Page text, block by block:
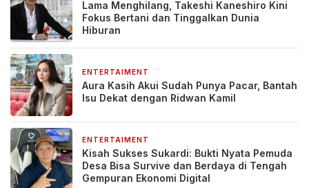
Lama Menghilang, Takeshi Kaneshiro Kini
Fokus Bertani dan Tinggalkan Dunia
Hiburan
ENTERTAIMENT
Aura Kasih Akui Sudah Punya Pacar, Bantah
Isu Dekat dengan Ridwan Kamil
ENTERTAIMENT
Kisah Sukses Sukardi: Bukti Nyata Pemuda
Desa Bisa Survive dan Berdaya di Tengah
Gempuran Ekonomi Digital